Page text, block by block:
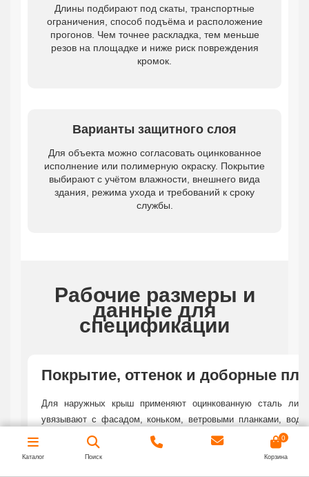
Длины подбирают под скаты, транспортные
ограничения, способ подъёма и расположение
прогонов. Чем точнее раскладка, тем меньше
резов на площадке и ниже риск повреждения
кромок.
Варианты защитного слоя
Для объекта можно согласовать оцинкованное
исполнение или полимерную окраску. Покрытие
выбирают с учётом влажности, внешнего вида
здания, режима ухода и требований к сроку
службы.
Рабочие размеры и
данные для
спецификации
Покрытие, оттенок и доборные
Для наружных крыш применяют оцинкованную сталь
увязывают с фасадом, коньком, ветровыми планками,
проект включает утеплённый криволинейный участок,
сэндвич панели
, но несущую схему считают отдельно.
Каталог Поиск
0
Корзина